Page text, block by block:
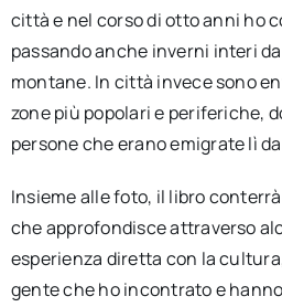
città e nel corso di otto anni ho
passando anche inverni interi
montane. In città invece sono
zone più popolari e periferiche,
persone che erano emigrate lì
Insieme alle foto, il libro
che approfondisce attraverso
esperienza diretta con la
gente che ho incontrato e